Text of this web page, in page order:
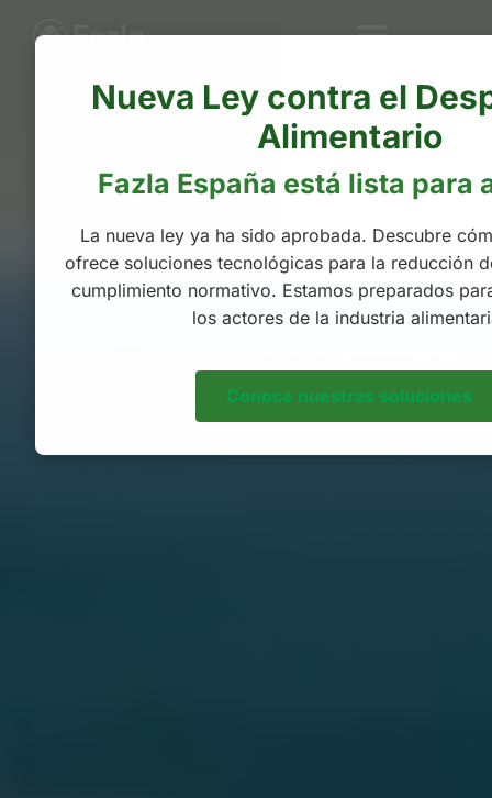
Nueva Ley contra el
Alimentario
Fazla España está lista para
La nueva ley ya ha sido aprobada. Descubre
ofrece soluciones tecnológicas para la reducción
cumplimiento normativo. Estamos preparados
los actores de la industria
Conoce nuestras soluciones